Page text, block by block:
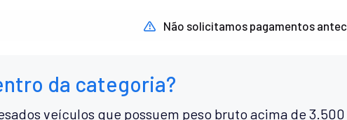
Não solicitamos pagamentos
da categoria?
veículos que possuem peso bruto acima de